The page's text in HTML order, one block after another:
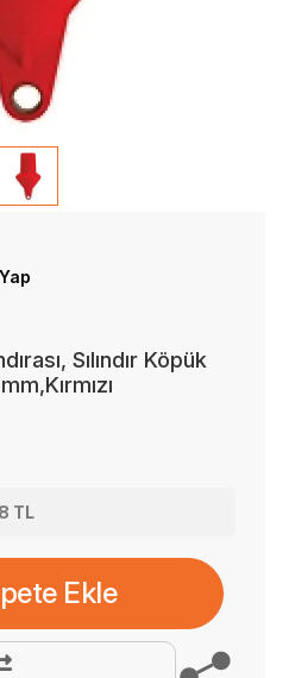
Sılındır Köpük
TL
Ekle